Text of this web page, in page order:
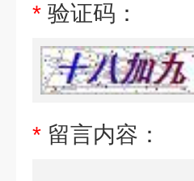
* 验证码：
* 留言内容：